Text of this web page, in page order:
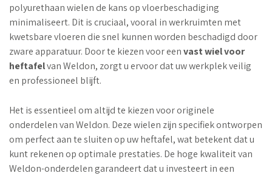
polyurethaan wielen de kans op vloerbeschadiging
minimaliseert. Dit is cruciaal, vooral in werkruimten met
kwetsbare vloeren die snel kunnen worden beschadigd door
zware apparatuur. Door te kiezen voor eenvast wiel voor
heftafelvan Weldon, zorgt u ervoor dat uw werkplek veilig
en professioneel blijft.
Het is essentieel om altijd te kiezen voor originele
onderdelen van Weldon. Deze wielen zijn specifiek ontworpen
om perfect aan te sluiten op uw heftafel, wat betekent dat u
kunt rekenen op optimale prestaties. De hoge kwaliteit van
Weldon-onderdelen garandeert dat u investeert in een